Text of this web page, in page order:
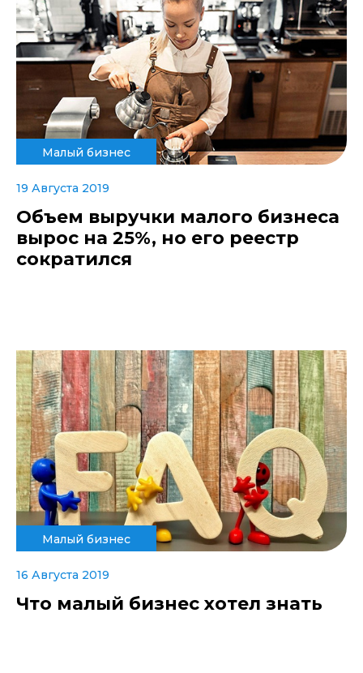
Малый бизнес
19 Августа 2019
Объем выручки малого бизнеса
вырос на 25%, но его реестр
сократился
Малый бизнес
16 Августа 2019
Что малый бизнес хотел знать